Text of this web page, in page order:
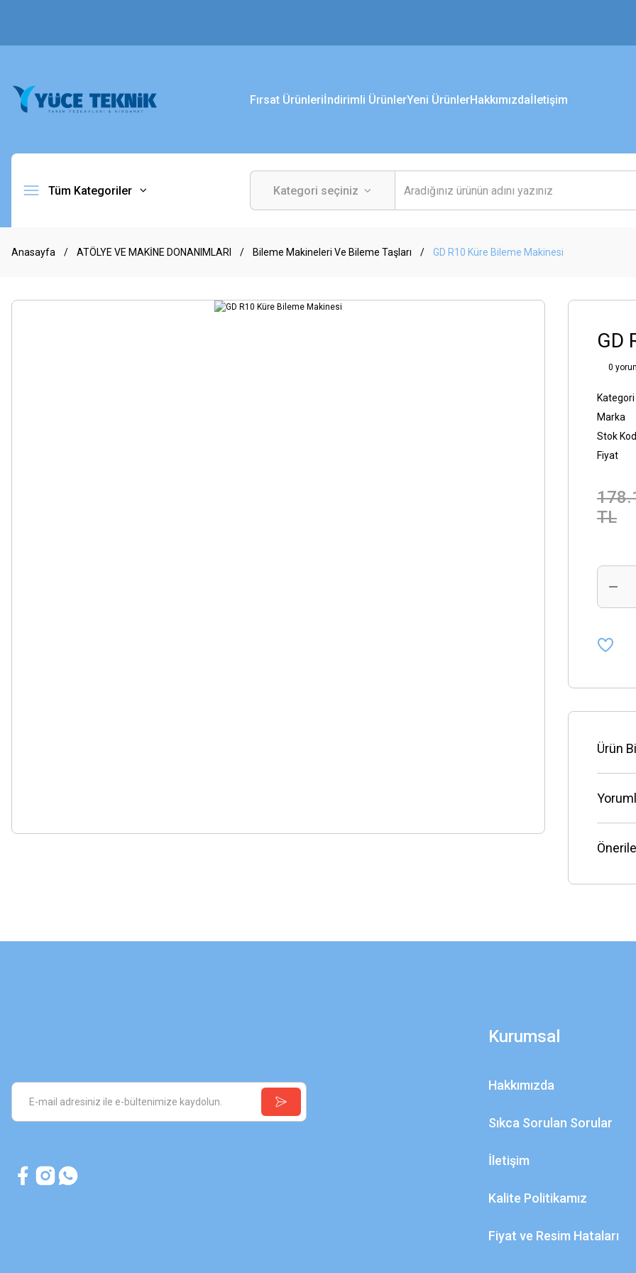
Fırsat Ürünleriİndirimli ÜrünlerYeni ÜrünlerHakkımızdaİletişim
Tüm Kategoriler
Anasayfa ATÖLYE VE MAKİNE DONANIMLARI Bileme Makineleri Ve Bileme Taşları GD R10 Küre Bileme Makinesi
GD
0
Kategori
Marka
Stok
Fiyat
TL
Ürün
Kurumsal
Hakkımızda
Sıkca Sorulan Sorular
İletişim
Kalite Politikamız
Fiyat ve Resim Hataları